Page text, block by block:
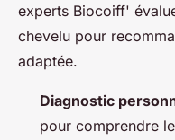
experts Biocoiff'
chevelu pour
adaptée.
Diagnostic
pour comprendre